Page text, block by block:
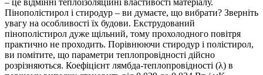
Пінополістирол і стиродур – ви думаєте, що вибрати? Зверніть
увагу на особливості їх будови. Екструдований
пінополістирол дуже щільний, тому прохолодного повітря
практично не проходить. Порівнюючи стиродур і полістирол,
ви помітите, що параметри теплопровідності дійсно
розрізняються. Коефіцієнт лямбда-теплопровідності (λ) в